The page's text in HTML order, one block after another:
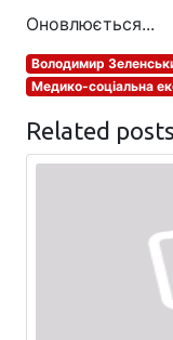
Оновлюється...
Володимир
Медико-соціальна
Related posts